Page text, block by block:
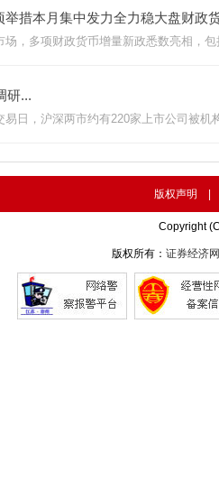
措本月集中发力全力稳大盘财政
场，多项财政货币增量新政悉数亮相，
研...
易日，沪深两市约有220家上市公司被机
版权声明
Copyright
版权所有：证券经济